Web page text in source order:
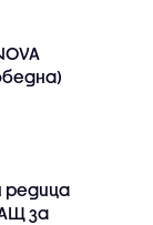
редица
за